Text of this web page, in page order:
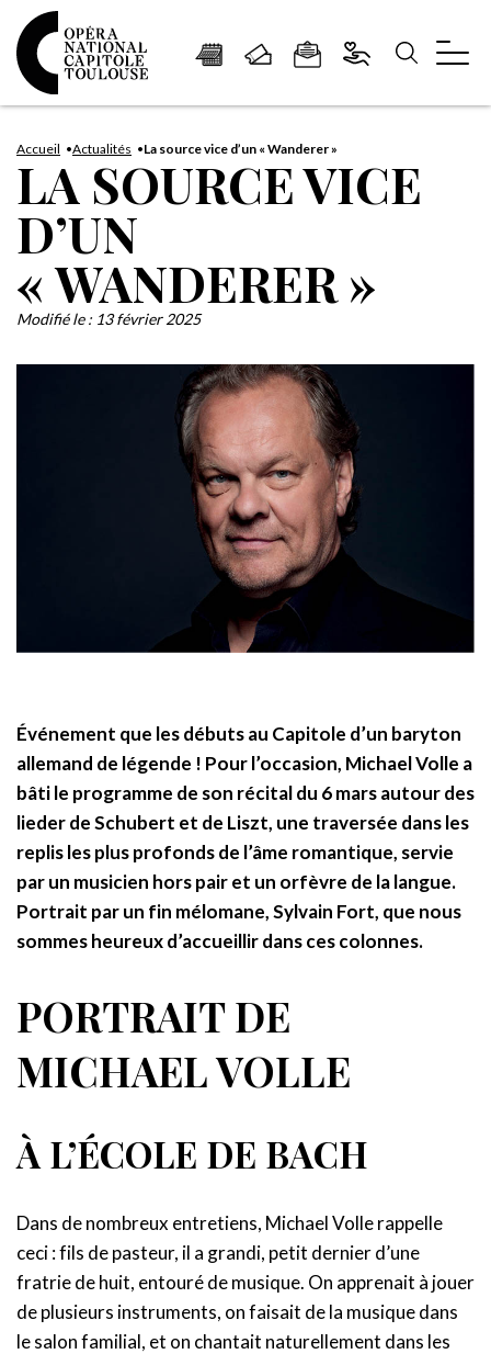
Panneau de gestion des cookies
au
contenu
principal
à
la
navigation
à
la
recherche
pied
de
Accueil Actualités La source vice d’un « Wanderer »
LA SOURCE VICE
D’UN
« WANDERER »
Modifié le : 13 février 2025
Événement que les débuts au Capitole d’un baryton
allemand de légende ! Pour l’occasion, Michael Volle a
bâti le programme de son récital du 6 mars autour des
lieder de Schubert et de Liszt, une traversée dans les
replis les plus profonds de l’âme romantique, servie
par un musicien hors pair et un orfèvre de la langue.
Portrait par un fin mélomane, Sylvain Fort, que nous
sommes heureux d’accueillir dans ces colonnes.
PORTRAIT DE
MICHAEL VOLLE
À L’ÉCOLE DE BACH
Dans de nombreux entretiens, Michael Volle rappelle
ceci : fils de pasteur, il a grandi, petit dernier d’une
fratrie de huit, entouré de musique. On apprenait à jouer
de plusieurs instruments, on faisait de la musique dans
le salon familial, et on chantait naturellement dans les